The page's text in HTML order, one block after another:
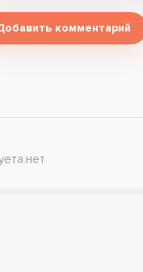
комментарий